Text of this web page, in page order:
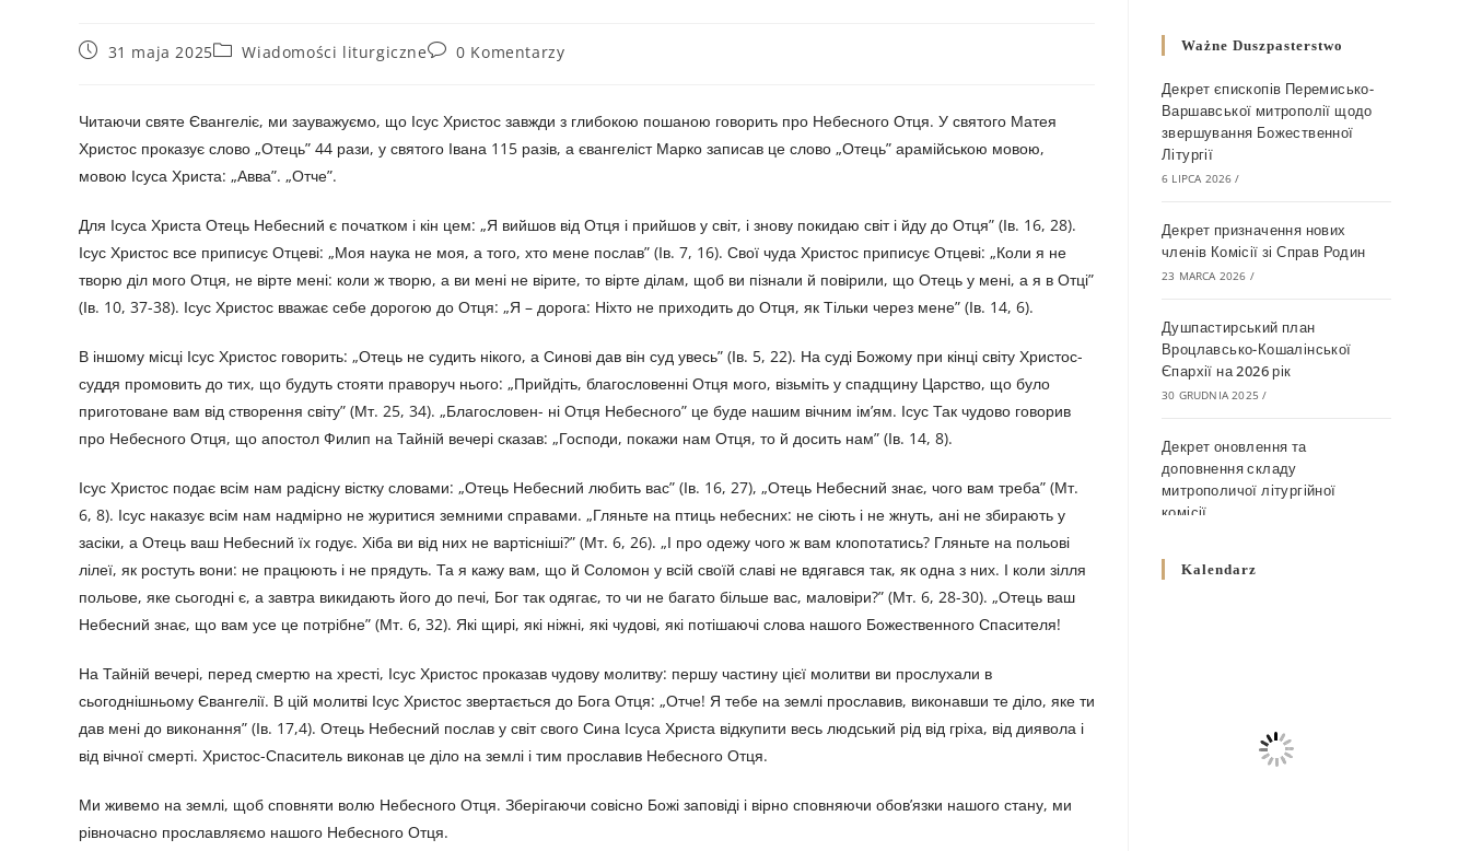
31 maja 2025 Wiadomości liturgiczne 0 Komentarzy
Читаючи святе Євангеліє, ми зауважуємо, що Ісус Христос завжди з глибокою пошаною говорить про Небесного Отця. У святого Матея
Христос проказує слово „Отець” 44 рази, у святого Івана 115 разів, а євангеліст Марко записав це слово „Отець” арамійською мовою,
мовою Ісуса Христа: „Авва”. „Отче”.
Для Ісуса Христа Отець Небесний є початком і кін цем: „Я вийшов від Отця і прийшов у світ, і знову покидаю світ і йду до Отця” (Ів. 16, 28).
Ісус Христос все приписує Отцеві: „Моя наука не моя, а того, хто мене послав” (Ів. 7, 16). Свої чуда Христос приписує Отцеві: „Коли я не
творю діл мого Отця, не вірте мені: коли ж творю, а ви мені не вірите, то вірте ділам, щоб ви пізнали й повірили, що Отець у мені, а я в Отці”
(Ів. 10, 37-38). Ісус Христос вважає себе дорогою до Отця: „Я – дорога: Ніхто не приходить до Отця, як Тільки через мене” (Ів. 14, 6).
В іншому місці Ісус Христос говорить: „Отець не судить нікого, а Синові дав він суд увесь” (Ів. 5, 22). На суді Божому при кінці світу Христос-
суддя промовить до тих, що будуть стояти праворуч нього: „Прийдіть, благословенні Отця мого, візьміть у спадщину Царство, що було
приготоване вам від створення світу” (Мт. 25, 34). „Благословен- ні Отця Небесного” це буде нашим вічним ім’ям. Ісус Так чудово говорив
про Небесного Отця, що апостол Филип на Тайній вечері сказав: „Господи, покажи нам Отця, то й досить нам” (Ів. 14, 8).
Ісус Христос подає всім нам радісну вістку словами: „Отець Небесний любить вас” (Ів. 16, 27), „Отець Небесний знає, чого вам треба” (Мт.
6, 8). Ісус наказує всім нам надмірно не журитися земними справами. „Гляньте на птиць небесних: не сіють і не жнуть, ані не збирають у
засіки, а Отець ваш Небесний їх годує. Хіба ви від них не вартісніші?” (Мт. 6, 26). „І про одежу чого ж вам клопотатись? Гляньте на польові
лілеї, як ростуть вони: не працюють і не прядуть. Та я кажу вам, що й Соломон у всій своїй славі не вдягався так, як одна з них. І коли зілля
польове, яке сьогодні є, а завтра викидають його до печі, Бог так одягає, то чи не багато більше вас, маловіри?” (Мт. 6, 28-30). „Отець ваш
Небесний знає, що вам усе це потрібне” (Мт. 6, 32). Які щирі, які ніжні, які чудові, які потішаючі слова нашого Божественного Спасителя!
На Тайній вечері, перед смертю на хресті, Ісус Христос проказав чудову молитву: першу частину цієї молитви ви прослухали в
сьогоднішньому Євангелії. В цій молитві Ісус Христос звертається до Бога Отця: „Отче! Я тебе на землі прославив, виконавши те діло, яке ти
дав мені до виконання” (Ів. 17,4). Отець Небесний послав у світ свого Сина Ісуса Христа відкупити весь людський рід від гріха, від диявола і
від вічної смерті. Христос-Спаситель виконав це діло на землі і тим прославив Небесного Отця.
Ми живемо на землі, щоб сповняти волю Небесного Отця. Зберігаючи совісно Божі заповіді і вірно сповняючи обов’язки нашого стану, ми
рівночасно прославляємо нашого Небесного Отця.
Ważne Duszpasterstwo
Декрет єпископів Перемисько-
Варшавської митрополії щодо
звершування Божественної
Літургії
6 LIPCA 2026 /
Декрет призначення нових
членів Комісії зі Справ Родин
23 MARCA 2026 /
Душпастирський план
Вроцлавсько-Кошалінської
Єпархії на 2026 рік
30 GRUDNIA 2025 /
Декрет оновлення та
доповнення складу
митрополичої літургійної
комісії
Великодня і всіх рухомих свят
за григоріанським календарем
Kalendarz